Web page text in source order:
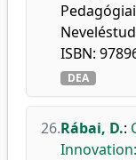
ISBN:
DEA
26.Rábai, D.: